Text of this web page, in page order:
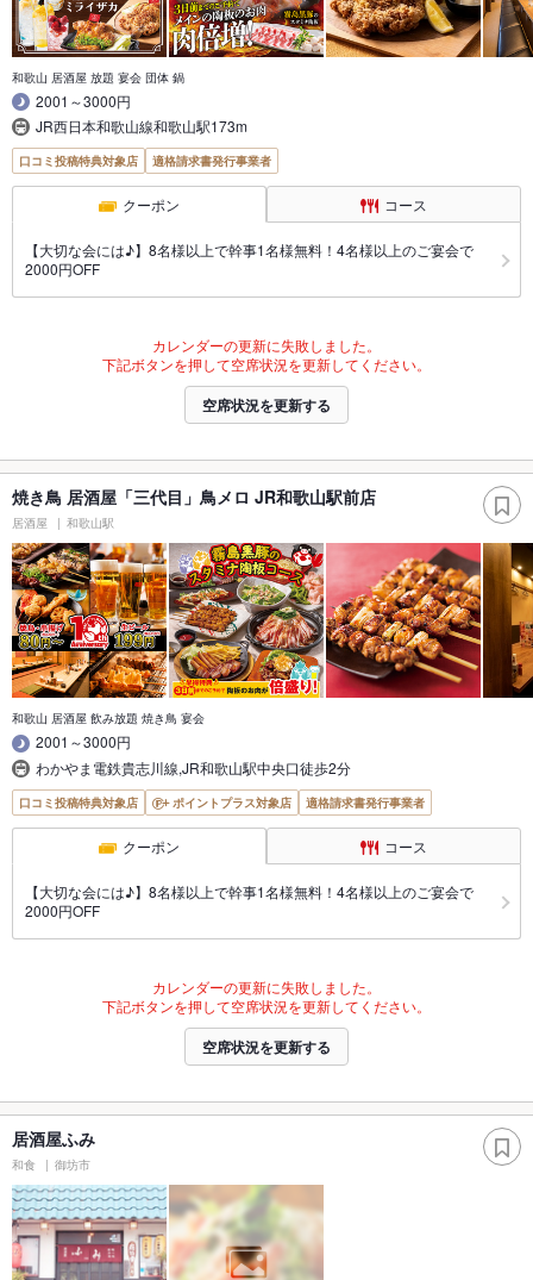
和歌山 居酒屋 放題 宴会 団体 鍋
2001～3000円
JR西日本和歌山線和歌山駅173m
口コミ投稿特典対象店 適格請求書発行事業者
クーポン コース
【大切な会には♪】8名様以上で幹事1名様無料！4名様以上のご宴会で
2000円OFF
カレンダーの更新に失敗しました。
下記ボタンを押して空席状況を更新してください。
空席状況を更新する
焼き鳥 居酒屋「三代目」鳥メロ JR和歌山駅前店
居酒屋 和歌山駅
和歌山 居酒屋 飲み放題 焼き鳥 宴会
2001～3000円
わかやま電鉄貴志川線,JR和歌山駅中央口徒歩2分
口コミ投稿特典対象店 ポイントプラス対象店 適格請求書発行事業者
クーポン コース
【大切な会には♪】8名様以上で幹事1名様無料！4名様以上のご宴会で
2000円OFF
カレンダーの更新に失敗しました。
下記ボタンを押して空席状況を更新してください。
空席状況を更新する
居酒屋ふみ
和食 御坊市